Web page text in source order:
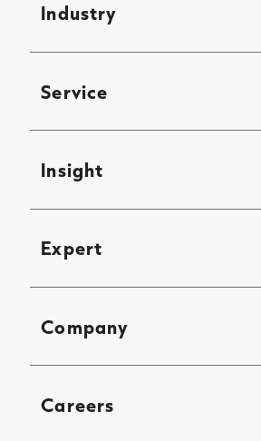
Industry
Service
Insight
Expert
Company
Careers